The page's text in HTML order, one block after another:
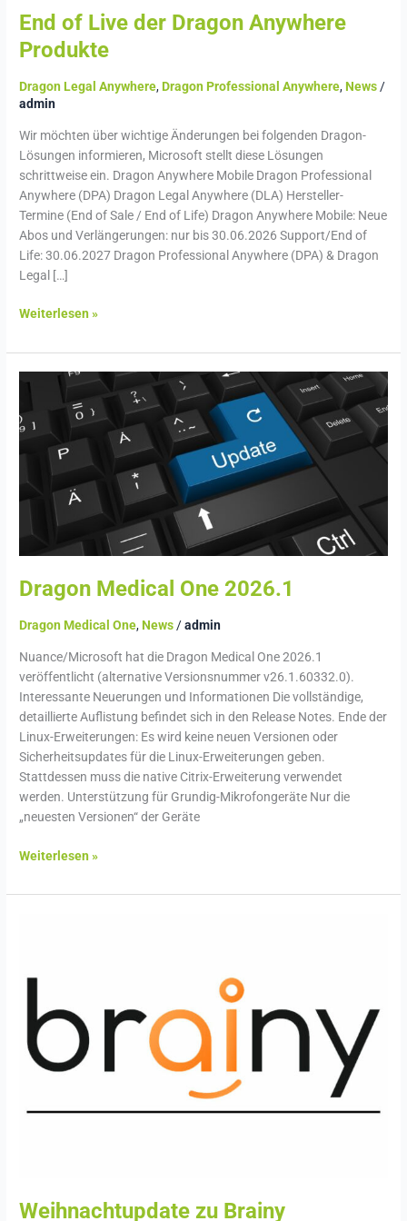
End of Live der Dragon Anywhere
Produkte
Dragon Legal Anywhere,Dragon Professional Anywhere,News /
admin
Wir möchten über wichtige Änderungen bei folgenden Dragon-
Lösungen informieren, Microsoft stellt diese Lösungen
schrittweise ein. Dragon Anywhere Mobile Dragon Professional
Anywhere (DPA) Dragon Legal Anywhere (DLA) Hersteller-
Termine (End of Sale / End of Life) Dragon Anywhere Mobile: Neue
Abos und Verlängerungen: nur bis 30.06.2026 Support/End of
Life: 30.06.2027 Dragon Professional Anywhere (DPA) & Dragon
Legal […]
Weiterlesen »
Dragon Medical One 2026.1
Dragon Medical One,News/admin
Nuance/Microsoft hat die Dragon Medical One 2026.1
veröffentlicht (alternative Versionsnummer v26.1.60332.0).
Interessante Neuerungen und Informationen Die vollständige,
detaillierte Auflistung befindet sich in den Release Notes. Ende der
Linux-Erweiterungen: Es wird keine neuen Versionen oder
Sicherheitsupdates für die Linux-Erweiterungen geben.
Stattdessen muss die native Citrix-Erweiterung verwendet
werden. Unterstützung für Grundig-Mikrofongeräte Nur die
„neuesten Versionen“ der Geräte
Dragon
Medical
One
2026.1
Weiterlesen »
Weihnachtupdate zu Brainy